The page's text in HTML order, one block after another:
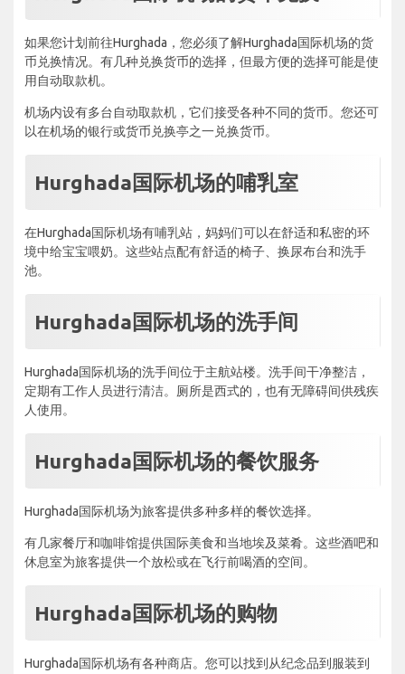
如果您计划前往Hurghada，您必须了解Hurghada国际机场的货
币兑换情况。有几种兑换货币的选择，但最方便的选择可能是使
用自动取款机。
机场内设有多台自动取款机，它们接受各种不同的货币。您还可
以在机场的银行或货币兑换亭之一兑换货币。
Hurghada国际机场的哺乳室
在Hurghada国际机场有哺乳站，妈妈们可以在舒适和私密的环
境中给宝宝喂奶。这些站点配有舒适的椅子、换尿布台和洗手
池。
Hurghada国际机场的洗手间
Hurghada国际机场的洗手间位于主航站楼。洗手间干净整洁，
定期有工作人员进行清洁。厕所是西式的，也有无障碍间供残疾
人使用。
Hurghada国际机场的餐饮服务
Hurghada国际机场为旅客提供多种多样的餐饮选择。
有几家餐厅和咖啡馆提供国际美食和当地埃及菜肴。这些酒吧和
休息室为旅客提供一个放松或在飞行前喝酒的空间。
Hurghada国际机场的购物
Hurghada国际机场有各种商店。您可以找到从纪念品到服装到